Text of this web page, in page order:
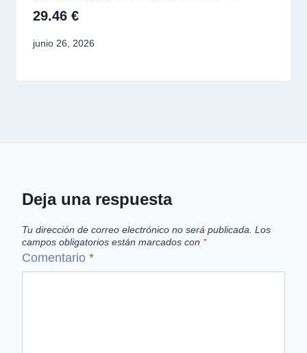
29.46 €
junio 26, 2026
Deja una respuesta
Tu dirección de correo electrónico no será publicada. Los
campos obligatorios están marcados con *
Comentario *